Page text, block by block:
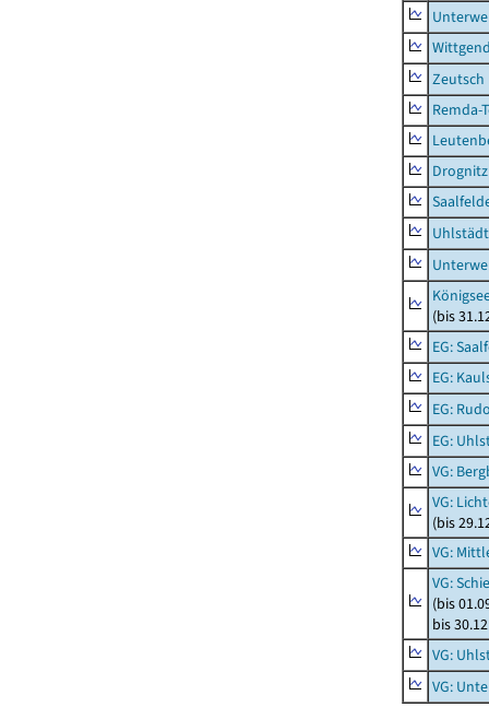
Zeutsch
Remda-
Drognitz
(bis
EG:
EG:
EG:
EG:
VG:
VG:
(bis
VG:
VG:
(bis
bis
VG:
VG: